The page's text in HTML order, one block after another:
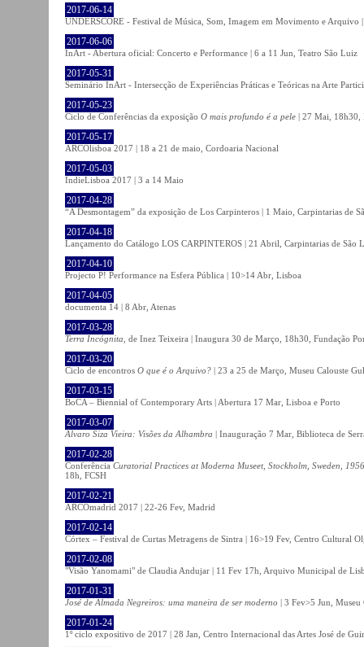
2017-06-14
UNDERSCORE - Festival de Música, Som, Imagem em Movimento e Arquivo
2017-06-06
InArt - Abertura oficial: Concerto e Performance | 6 a 11 Jun, Teatro São Luiz
2017-05-31
Seminário InArt - Intersecção de Experiências Práticas e Teóricas na Arte
2017-05-23
Ciclo de Conferências da exposição O mais profundo é a pele | 27 Mai, 18h30,
2017-05-17
ARCOlisboa 2017 | 18 a 21 de maio, Cordoaria Nacional
2017-05-03
IndieLisboa 2017 | 3 a 14 Maio
2017-04-28
“A Desmontagem” da exposição de Los Carpinteros | 1 Maio, Carpintarias de
2017-04-18
Lançamento do Catálogo LOS CARPINTEROS | 21 Abril, Carpintarias de São
2017-04-10
Projecto P! Performance na Esfera Pública | 10>14 Abr, Lisboa
2017-04-05
documenta 14 | 8 Abr, Atenas
2017-03-28
Terra Incógnita , de Inez Teixeira | Inaugura 30 de Março, 18h30, Fundação
2017-03-20
Ciclo de encontros O que é o Arquivo? | 23 a 25 de Março, Museu Calouste
2017-03-15
BoCA – Biennial of Contemporary Arts | Abertura 17 Mar, Lisboa e Porto
2017-03-07
Álvaro Siza Vieira: Visões da Alhambra | Inauguração 7 Mar, Biblioteca de
2017-02-28
Conferência Curatorial Practices at Moderna Museet, Stockholm, Sweden,
18h, FCSH
2017-02-21
ARCOmadrid 2017 | 22-26 Fev, Madrid
2017-02-14
Córtex – Festival de Curtas Metragens de Sintra | 16>19 Fev, Centro Cultural
2017-02-08
"Visão Yanomami" de Claudia Andujar | 11 Fev 17h, Arquivo Municipal de
2017-01-31
José de Almada Negreiros: uma maneira de ser moderno | 3 Fev>5 Jun,
2017-01-24
1º ciclo expositivo de 2017 | 28 Jan, Centro Internacional das Artes José de